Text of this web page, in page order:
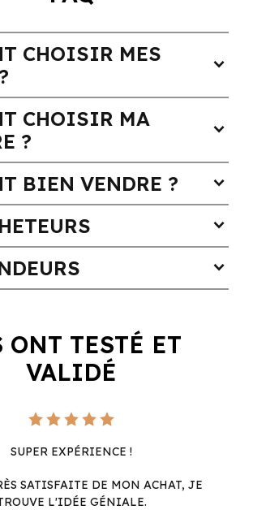
CHOISIR MES
expand_more
CHOISIR MA
?
expand_more
BIEN VENDRE ? expand_more
expand_more
expand_more
ONT TESTÉ ET
VALIDÉ
SUPER EXPÉRIENCE !
SATISFAITE DE MON ACHAT, JE
L'IDÉE GÉNIALE.